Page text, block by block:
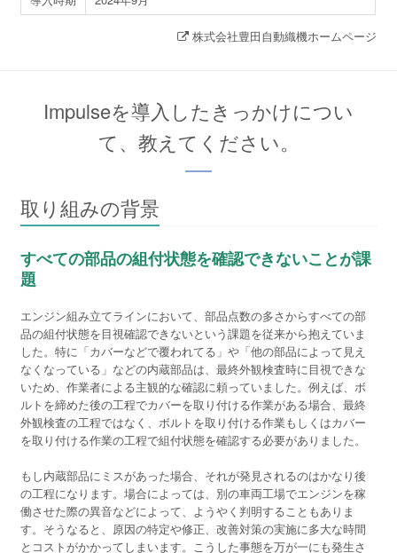
株式会社豊田自動織機ホームページ
Impulseを導入したきっかけについ
て、教えてください。
取り組みの背景
すべての部品の組付状態を確認できないことが課
題
エンジン組み立てラインにおいて、部品点数の多さからすべての部
品の組付状態を目視確認できないという課題を従来から抱えていま
した。特に「カバーなどで覆われてる」や「他の部品によって見え
なくなっている」などの内蔵部品は、最終外観検査時に目視できな
いため、作業者による主観的な確認に頼っていました。例えば、ボ
ルトを締めた後の工程でカバーを取り付ける作業がある場合、最終
外観検査の工程ではなく、ボルトを取り付ける作業もしくはカバー
を取り付ける作業の工程で組付状態を確認する必要がありました。
もし内蔵部品にミスがあった場合、それが発見されるのはかなり後
の工程になります。場合によっては、別の車両工場でエンジンを稼
働させた際の異音などによって、ようやく判明することもありま
す。そうなると、原因の特定や修正、改善対策の実施に多大な時間
とコストがかかってしまいます。こうした事態を万が一にも発生さ